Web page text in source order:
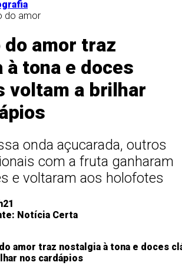
do amor
do amor traz
à tona e doces
voltam a brilhar
onda açucarada, outros
com a fruta ganharam
e voltaram aos holofotes
Notícia Certa